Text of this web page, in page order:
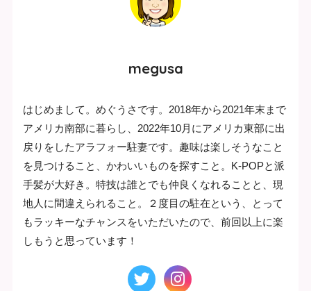
megusa
はじめまして。めぐうさです。2018年から2021年末まで
アメリカ南部に暮らし、2022年10月にアメリカ東部に出
戻りをしたアラフォー駐妻です。趣味は楽しそうなこと
を見つけること、かわいいものを探すこと。K-POPと派
手髪が大好き。特技は誰とでも仲良くなれることと、現
地人に間違えられること。２度目の駐在という、とって
もラッキーなチャンスをいただいたので、前回以上に楽
しもうと思っています！